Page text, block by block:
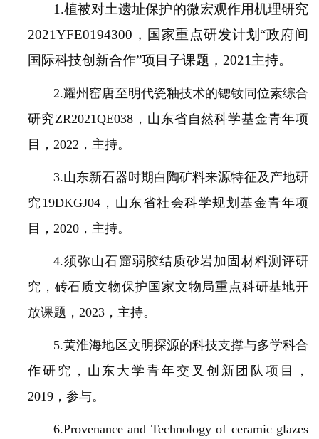
1.植被对土遗址保护的微宏观作用机理研究
2021YFE0194300，国家重点研发计划“政府间
国际科技创新合作”项目子课题，2021主持。
2.耀州窑唐至明代瓷釉技术的锶钕同位素综合
研究ZR2021QE038，山东省自然科学基金青年项
目，2022，主持。
3.山东新石器时期白陶矿料来源特征及产地研
究19DKGJ04，山东省社会科学规划基金青年项
目，2020，主持。
4.须弥山石窟弱胶结质砂岩加固材料测评研
究，砖石质文物保护国家文物局重点科研基地开
放课题，2023，主持。
5.黄淮海地区文明探源的科技支撑与多学科合
作研究，山东大学青年交叉创新团队项目，
2019，参与。
6.Provenance and Technology of ceramic glazes